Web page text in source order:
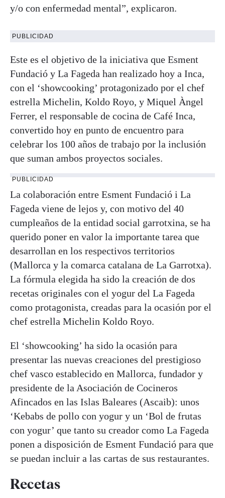
y/o con enfermedad mental”, explicaron.
PUBLICIDAD
Este es el objetivo de la iniciativa que Esment
Fundació y La Fageda han realizado hoy a Inca,
con el ‘showcooking’ protagonizado por el chef
estrella Michelin, Koldo Royo, y Miquel Àngel
Ferrer, el responsable de cocina de Café Inca,
convertido hoy en punto de encuentro para
celebrar los 100 años de trabajo por la inclusión
que suman ambos proyectos sociales.
PUBLICIDAD
La colaboración entre Esment Fundació i La
Fageda viene de lejos y, con motivo del 40
cumpleaños de la entidad social garrotxina, se ha
querido poner en valor la importante tarea que
desarrollan en los respectivos territorios
(Mallorca y la comarca catalana de La Garrotxa).
La fórmula elegida ha sido la creación de dos
recetas originales con el yogur del La Fageda
como protagonista, creadas para la ocasión por el
chef estrella Michelin Koldo Royo.
El ‘showcooking’ ha sido la ocasión para
presentar las nuevas creaciones del prestigioso
chef vasco establecido en Mallorca, fundador y
presidente de la Asociación de Cocineros
Afincados en las Islas Baleares (Ascaib): unos
‘Kebabs de pollo con yogur y un ‘Bol de frutas
con yogur’ que tanto su creador como La Fageda
ponen a disposición de Esment Fundació para que
se puedan incluir a las cartas de sus restaurantes.
Recetas